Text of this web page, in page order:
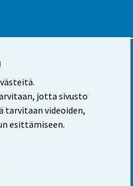
jotta sivusto
tarvitaan videoiden,
esittämiseen.